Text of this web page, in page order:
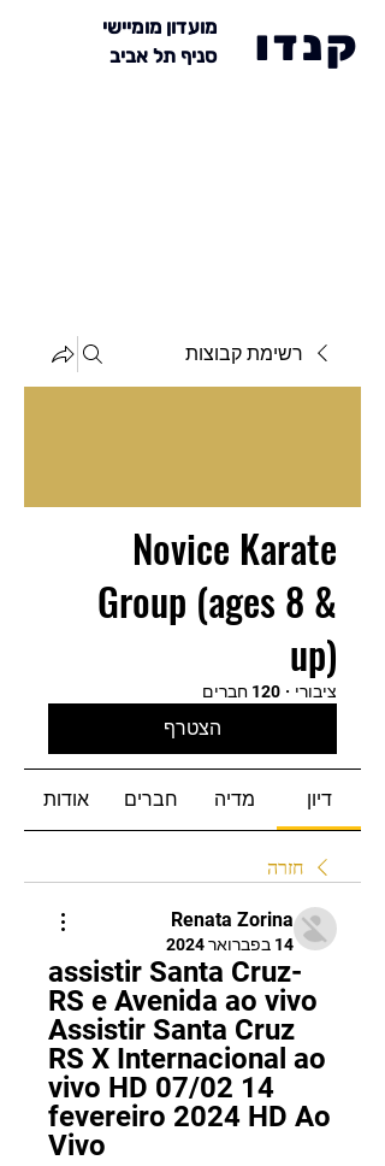
מועדון מומיישי
סניף תל אביב
קנדו
רשימת קבוצות
Novice Karate
Group (ages 8 &
up)
ציבורי · 120 חברים
הצטרף
דיון מדיה חברים אודות
חזרה
Renata Zorina
14 בפברואר 2024
assistir Santa Cruz-
RS e Avenida ao vivo
Assistir Santa Cruz
RS X Internacional ao
vivo HD 07/02 14
fevereiro 2024 HD Ao
Vivo